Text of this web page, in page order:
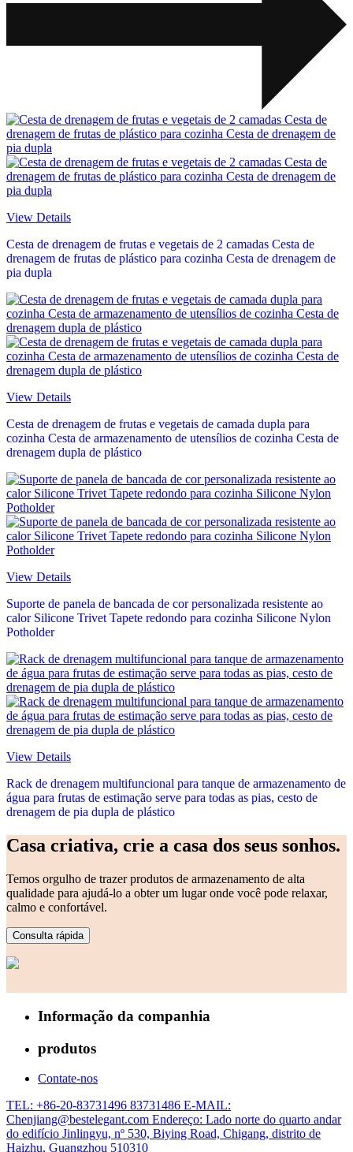
View Details
Cesta de drenagem de frutas e vegetais de 2 camadas Cesta de
drenagem de frutas de plástico para cozinha Cesta de drenagem de
pia dupla
View Details
Cesta de drenagem de frutas e vegetais de camada dupla para
cozinha Cesta de armazenamento de utensílios de cozinha Cesta de
drenagem dupla de plástico
View Details
Suporte de panela de bancada de cor personalizada resistente ao
calor Silicone Trivet Tapete redondo para cozinha Silicone Nylon
Potholder
View Details
Rack de drenagem multifuncional para tanque de armazenamento de
água para frutas de estimação serve para todas as pias, cesto de
drenagem de pia dupla de plástico
Casa criativa, crie a casa dos seus sonhos.
Temos orgulho de trazer produtos de armazenamento de alta
qualidade para ajudá-lo a obter um lugar onde você pode relaxar,
calmo e confortável.
Consulta rápida
Informação da companhia
produtos
Contate-nos
TEL: +86-20-83731496 83731486 E-MAIL:
Chenjiang@bestelegant.com Endereço: Lado norte do quarto andar
do edifício Jinlingyu, nº 530, Biying Road, Chigang, distrito de
Haizhu, Guangzhou 510310